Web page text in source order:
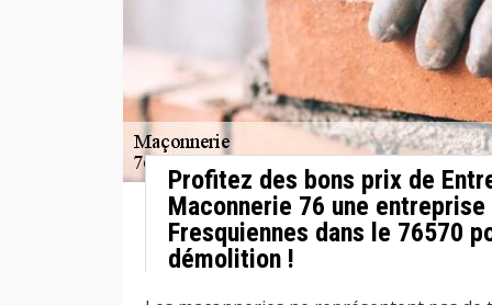
Profitez des bons prix de
Maconnerie 76 une
Fresquiennes dans le 76570
démolition !